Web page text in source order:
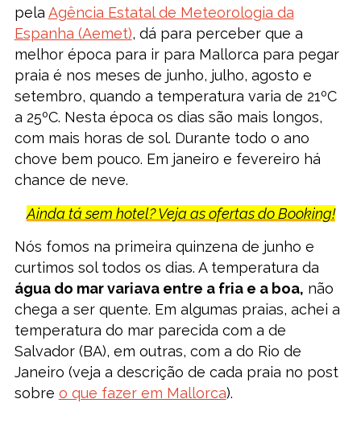
pela Agência Estatal de Meteorologia da
Espanha (Aemet), dá para perceber que a
melhor época para ir para Mallorca para pegar
praia é nos meses de junho, julho, agosto e
setembro, quando a temperatura varia de 21ºC
a 25ºC. Nesta época os dias são mais longos,
com mais horas de sol. Durante todo o ano
chove bem pouco. Em janeiro e fevereiro há
chance de neve.
Ainda tá sem hotel? Veja as ofertas do Booking!
Nós fomos na primeira quinzena de junho e
curtimos sol todos os dias. A temperatura da
água do mar variava entre a fria e a boa, não
chega a ser quente. Em algumas praias, achei a
temperatura do mar parecida com a de
Salvador (BA), em outras, com a do Rio de
Janeiro (veja a descrição de cada praia no post
sobre o que fazer em Mallorca).